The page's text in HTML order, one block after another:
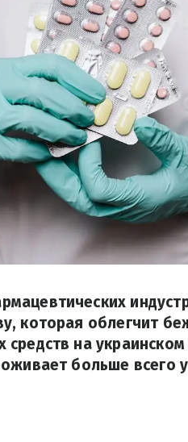
которая облегчит
средств на
больше всего